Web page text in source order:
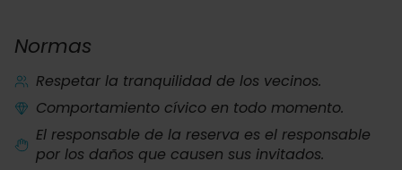
Normas
Respetar la tranquilidad de los vecinos.
Comportamiento cívico en todo momento.
El responsable de la reserva es el responsable
por los daños que causen sus invitados.